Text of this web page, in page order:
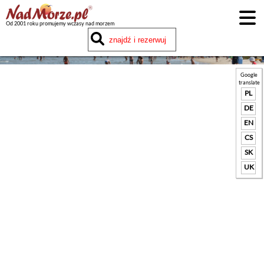
Od 2001 roku promujemy wczasy nad morzem
Google
translate
PL
DE
EN
CS
SK
UK